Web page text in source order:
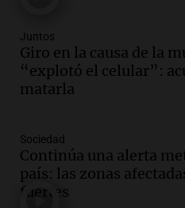
Audio.
contrato entre
Huawei en
Panorama Federal
la presencia de
provincia y su
Panorama Federal
Episodios
Juntos
Giro en la causa de la
“explotó el celular”:
matarla
Sociedad
Continúa una alerta
país: las zonas
fuertes